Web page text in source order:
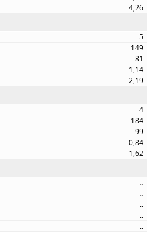
4,26
5
149
81
1,14
2,19
4
184
99
0,84
1,62
..
..
..
..
..